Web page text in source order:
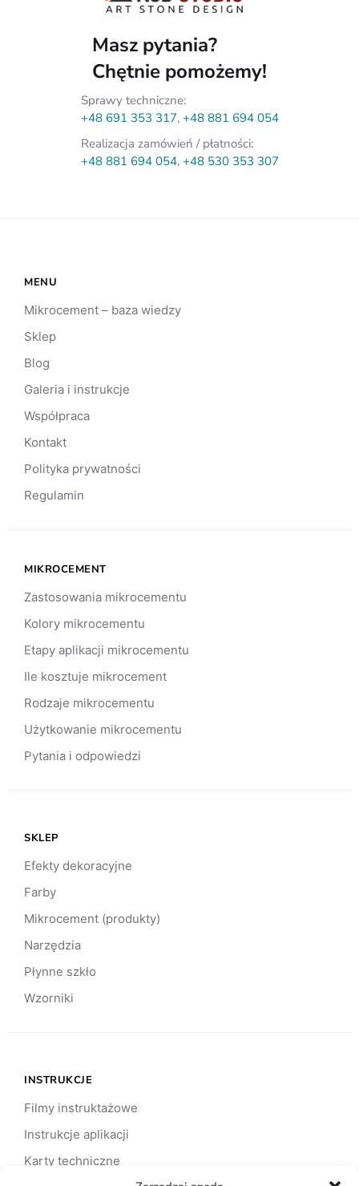
Masz pytania?
Chętnie pomożemy!
Sprawy techniczne:
+48 691 353 317, +48 881 694 054
Realizacja zamówień / płatności:
+48 881 694 054, +48 530 353 307
MENU
Mikrocement – baza wiedzy
Sklep
Blog
Galeria i instrukcje
Współpraca
Kontakt
Polityka prywatności
Regulamin
MIKROCEMENT
Zastosowania mikrocementu
Kolory mikrocementu
Etapy aplikacji mikrocementu
Ile kosztuje mikrocement
Rodzaje mikrocementu
Użytkowanie mikrocementu
Pytania i odpowiedzi
SKLEP
Efekty dekoracyjne
Farby
Mikrocement (produkty)
Narzędzia
Płynne szkło
Wzorniki
INSTRUKCJE
Filmy instruktażowe
Instrukcje aplikacji
Karty techniczne